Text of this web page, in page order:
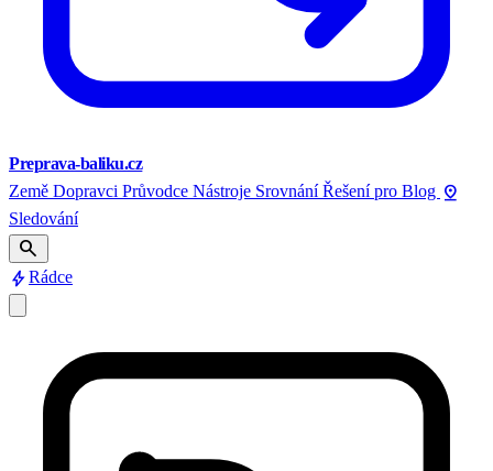
Preprava-baliku.cz
Země Dopravci Průvodce Nástroje Srovnání Řešení pro Blog pin_drop
Sledování
search
boltRádce